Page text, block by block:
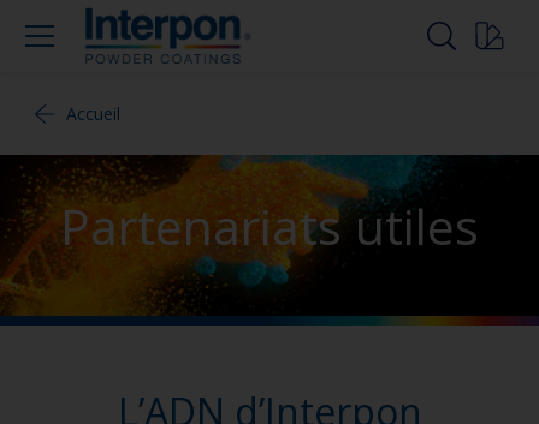
Accueil
Partenariats utiles
L’ADN d’Interpon